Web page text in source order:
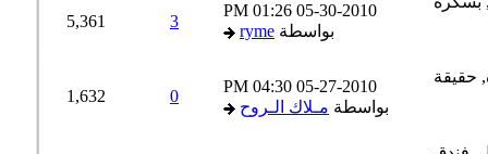
05-30-2010
01:26 PM
بواسطةryme
5,361
05-27-2010
04:30 PM
بواسطةمـلاك الـروح
1,632